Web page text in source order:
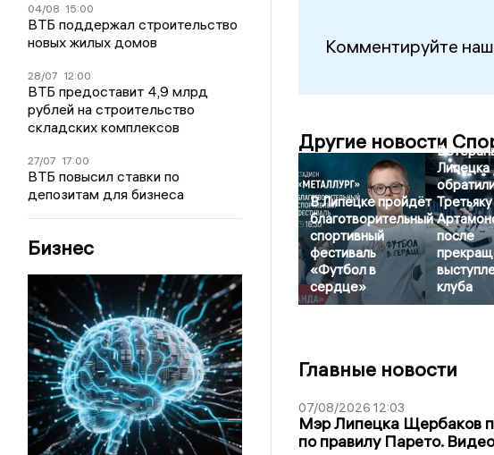
04/08 15:00
ВТБ поддержал строительство
новых жилых домов
28/07 12:00
ВТБ предоставит 4,9 млрд
рублей на строительство
складских комплексов
27/07 17:00
ВТБ повысил ставки по
депозитам для бизнеса
Бизнес
Комментируйте
Другие новости
В Липецке пройдёт
благотворительный
спортивный
фестиваль
«Футбол в
сердце»
Липецка
после
клуба
Главные новости
07/08/2026 12:03
Мэр Липецка Щербаков
по правилу Парето. Видео